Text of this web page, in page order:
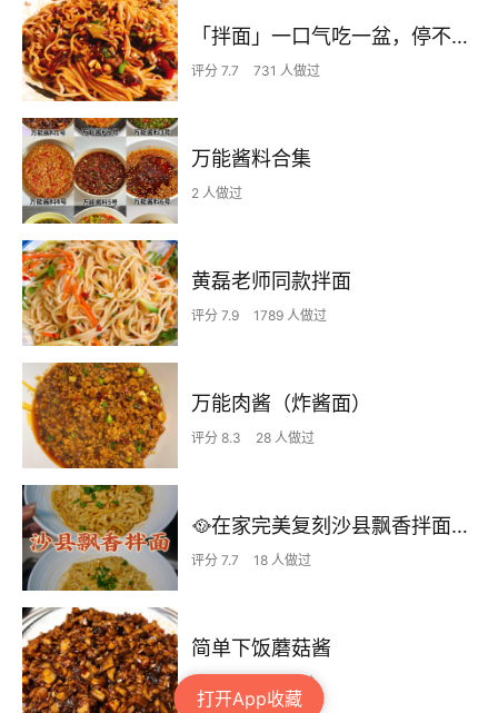
打开App收藏
「拌面」一口气吃一盆，停不下来
评分 7.7 731 人做过
万能酱料合集
2 人做过
黄磊老师同款拌面
评分 7.9 1789 人做过
万能肉酱（炸酱面）
评分 8.3 28 人做过
🥘在家完美复刻沙县飘香拌面 三分钟搞掂
评分 7.7 18 人做过
简单下饭蘑菇酱
72 人做过